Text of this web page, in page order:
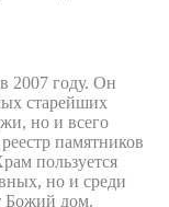
2007 году. Он
старейших
но и всего
памятников
пользуется
но и среди
Божий дом.